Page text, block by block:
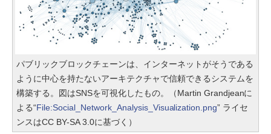
パブリックブロックチェーンは、インターネットがそうである
ように中心を持たないアーキテクチャで信頼できるシステムを
構築する。図はSNSを可視化したもの。（Martin Grandjeanに
よる“File:Social_Network_Analysis_Visualization.png” ライセ
ンスはCC BY-SA 3.0に基づく）